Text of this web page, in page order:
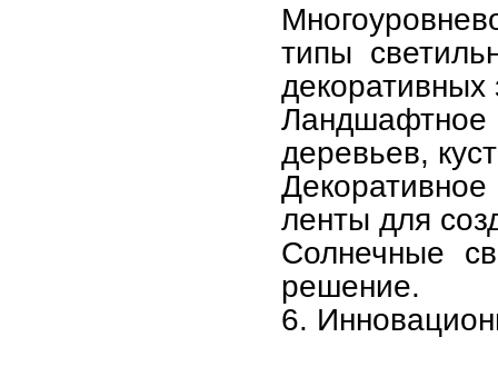
типы
декоративных
деревьев,
ленты для
Солнечные
решение.
6.